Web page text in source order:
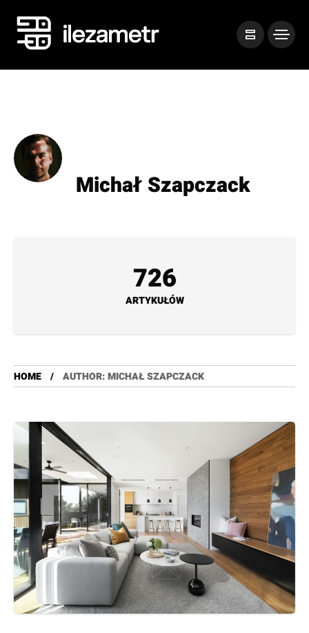
Michał Szapczack
726
ARTYKUŁÓW
HOME AUTHOR: MICHAŁ SZAPCZACK